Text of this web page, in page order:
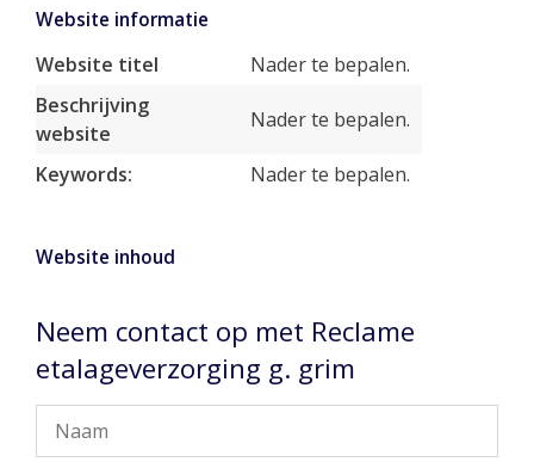
Website informatie
Website titel
Nader te bepalen.
Beschrijving
website
Nader te bepalen.
Keywords: Nader te bepalen.
Website inhoud
Neem contact op met Reclame
etalageverzorging g. grim